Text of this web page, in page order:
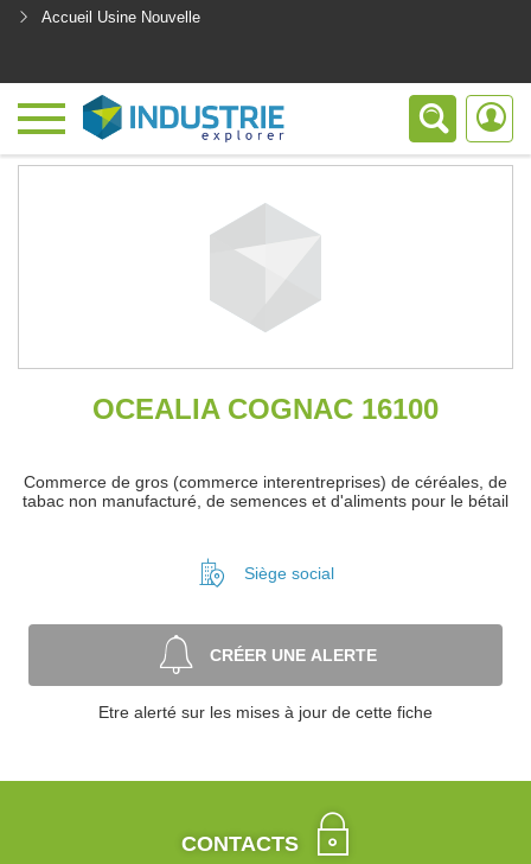
Accueil Usine Nouvelle
OCEALIA COGNAC 16100
Commerce de gros (commerce interentreprises) de céréales, de
tabac non manufacturé, de semences et d'aliments pour le bétail
Siège social
CRÉER UNE ALERTE
Etre alerté sur les mises à jour de cette fiche
CONTACTS